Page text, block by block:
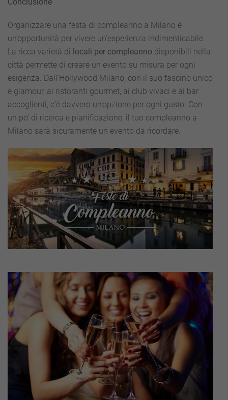
Organizzare una festa di compleanno a Milano è
un’opportunità per vivere un’esperienza indimenticabile.
La ricca varietà di locali per compleanno disponibili nella
città permette di creare un evento su misura per ogni
esigenza. Dall’Hollywood Milano, con il suo fascino unico
e glamour, ai ristoranti gourmet, ai club vivaci e ai bar
accoglienti, c’è davvero un’opzione per ogni gusto. Con
un po’ di ricerca e pianificazione, il tuo compleanno a
Milano sarà sicuramente un evento da ricordare.